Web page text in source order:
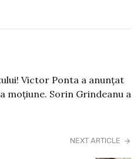
Victor Ponta a anunțat
moțiune. Sorin Grindeanu a
NEXT ARTICLE